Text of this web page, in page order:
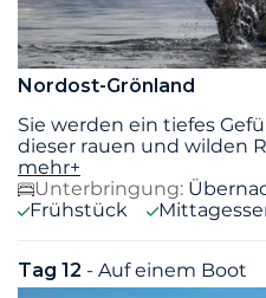
Nordost-Grönland
Sie werden ein tiefes
dieser rauen und wilden
mehr+
Unterbringung:
Frühstück
Tag 12 - Auf einem Boot